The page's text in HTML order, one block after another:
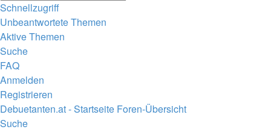
Schnellzugriff
Unbeantwortete Themen
Aktive Themen
Suche
FAQ
Anmelden
Registrieren
Debuetanten.at - Startseite Foren-Übersicht
Suche